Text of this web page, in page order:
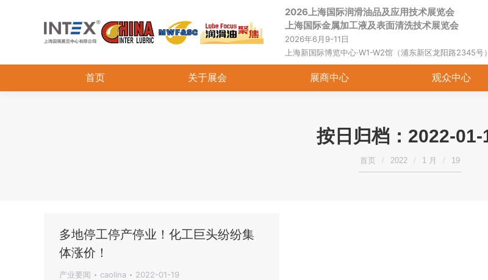
2026上海国际润滑油品及应用技术展览会
上海国际金属加工液及表面清洗技术展览会
2026年6月9-11日
上海新国际博览中心·W1-W2馆（浦东新区龙阳路2345号）
首页 关于展会 展商中心 观众中心
按日归档： 2022-01-
您在这里：
首页 2022 1 月 19
多地停工停产停业！化工巨头纷纷集
体涨价！
产业要闻 caolina 2022-01-19
首页 关于展会 展商中心